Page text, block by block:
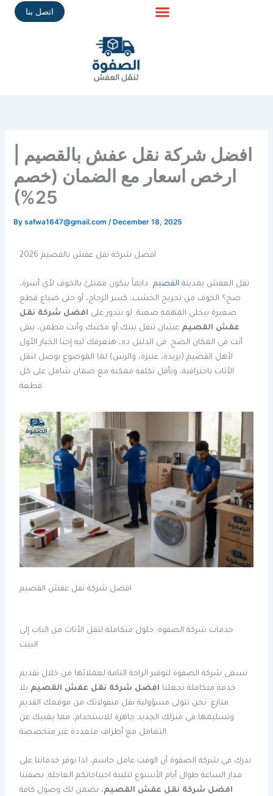
Skip
اتصل بنا
افضل شركة نقل عفش بالقصيم |
ارخص اسعار مع الضمان (خصم
25%)
Bysafwa1647@gmail.com/ December 18, 2025
افضل شركة نقل عفش بالقصيم 2026
نقل العفش بمدينة القصيم
دايماً بيكون ممتلئ بالخوف لأي أسرة،
صح؟ الخوف من تجريح الخشب، كسر الزجاج، أو حتى ضياع قطع
صغيرة بيخلي المهمة صعبة. لو بتدور على افضل شركة نقل
عفش القصيم عشان تنقل بيتك أو مكتبك وأنت مطمن، يبقى
أنت في المكان الصح. في الدليل ده، هنعرفك ليه إحنا الخيار الأول
لأهل القصيم (بريدة، عنيزة، والرس) لما الموضوع يوصل لنقل
الأثاث باحترافية، وبأقل تكلفة ممكنة مع ضمان شامل على كل
قطعة.
افضل شركة نقل عفش القصيم
خدمات شركة الصفوة: حلول متكاملة لنقل الأثاث من الباب إلى
البيت
تسعى شركة الصفوة لتوفير الراحة التامة لعملائها من خلال تقديم
خدمة متكاملة تجعلنا افضل شركة نقل عفش القصيم بلا
منازع. نحن نتولى مسؤولية نقل منقولاتك من موقعك القديم
وتسليمها في منزلك الجديد جاهزة للاستخدام، مما يغنيك عن
التعامل مع أطراف متعددة غير متخصصة.
ندرك في شركة الصفوة أن الوقت عامل حاسم، لذا نوفر خدماتنا على
مدار الساعة طوال أيام الأسبوع لتلبية احتياجاتكم العاجلة. بصفتنا
افضل شركة نقل عفش القصيم، نضمن لك وصول كافة